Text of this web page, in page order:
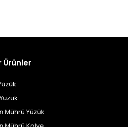
Ürünler
Mührü Yüzük